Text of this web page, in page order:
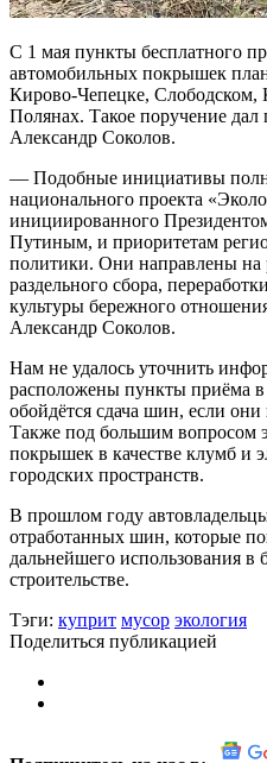
С 1 мая пункты бесплатного
автомобильных покрышек
Кирово-Чепецке, Слободском,
Полянах. Такое поручение дал
Александр Соколов.
— Подобные инициативы
национального проекта
инициированного
Путиным, и приоритетам
политики. Они направлены на
раздельного сбора,
культуры бережного
Александр Соколов.
Нам не удалось уточнить
расположены пункты приёма
обойдётся сдача шин, если
Также под большим вопросом
покрышек в качестве клумб и
городских пространств.
В прошлом году
отработанных шин, которые
дальнейшего использования в
строительстве.
Тэги: куприт мусор экология
Поделиться публикацией